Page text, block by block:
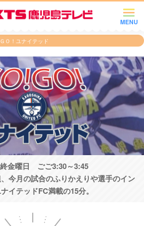
MENU
Ｏ！ユナイテッド
金曜日 ごご3:30～3:45
今月の試合のふりかえりや選手のイン
イテッドFC満載の15分。